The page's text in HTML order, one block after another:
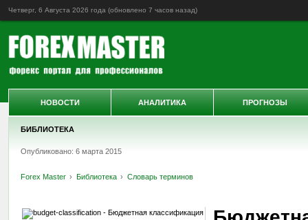
Четверг, 6 Августа 2026 года (обновлено 7 часов назад)
БИБЛИОТЕКА
Опубликовано: 6 марта 2015
Forex Master Библиотека Словарь терминов
НОВОСТИ АНАЛИТИКА ПРОГНОЗЫ